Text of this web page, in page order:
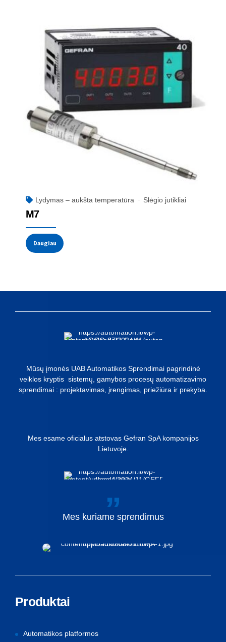
Lydymas – aukšta temperatūra Slėgio jutikliai
M7
Daugiau
Mūsų įmonės UAB Automatikos Sprendimai pagrindinė
veiklos kryptis sistemų, gamybos procesų automatizavimo
sprendimai : projektavimas, įrengimas, priežiūra ir prekyba.
Mes esame oficialus atstovas Gefran SpA kompanijos
Lietuvoje.
Mes kuriame sprendimus
Produktai
Automatikos platformos